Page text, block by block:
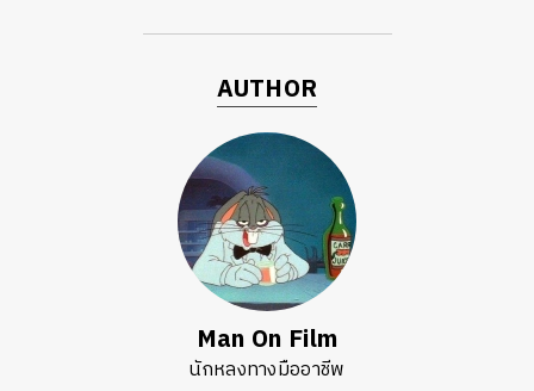
AUTHOR
Man On Film
นักหลงทางมืออาชีพ